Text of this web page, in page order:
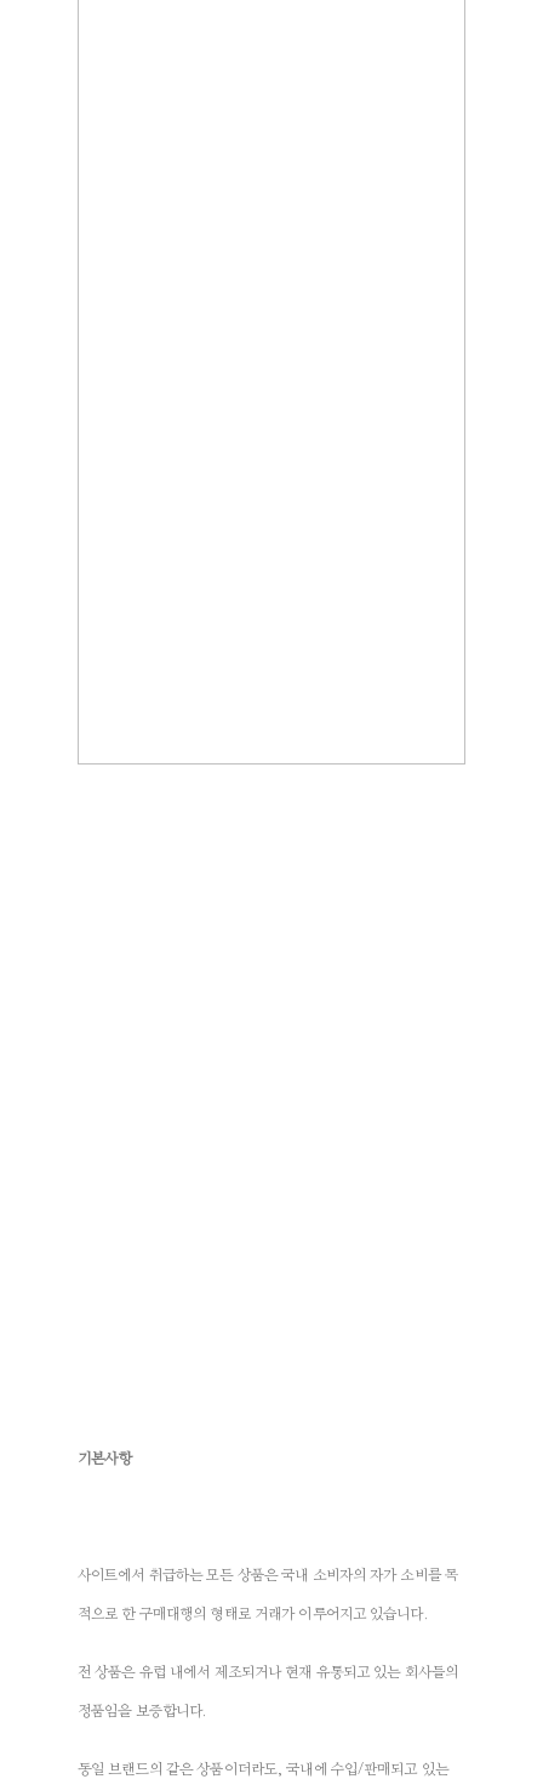
기본사항
사이트에서 취급하는 모든 상품은 국내 소비자의 자가 소비를 목
적으로 한 구매대행의 형태로 거래가 이루어지고 있습니다.
전 상품은 유럽 내에서 제조되거나 현재 유통되고 있는 회사들의
정품임을 보증합니다.
동일 브랜드의 같은 상품이더라도, 국내에 수입/판매되고 있는